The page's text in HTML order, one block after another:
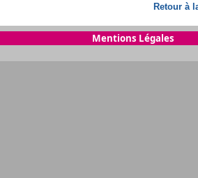
Retour à
Mentions Légales